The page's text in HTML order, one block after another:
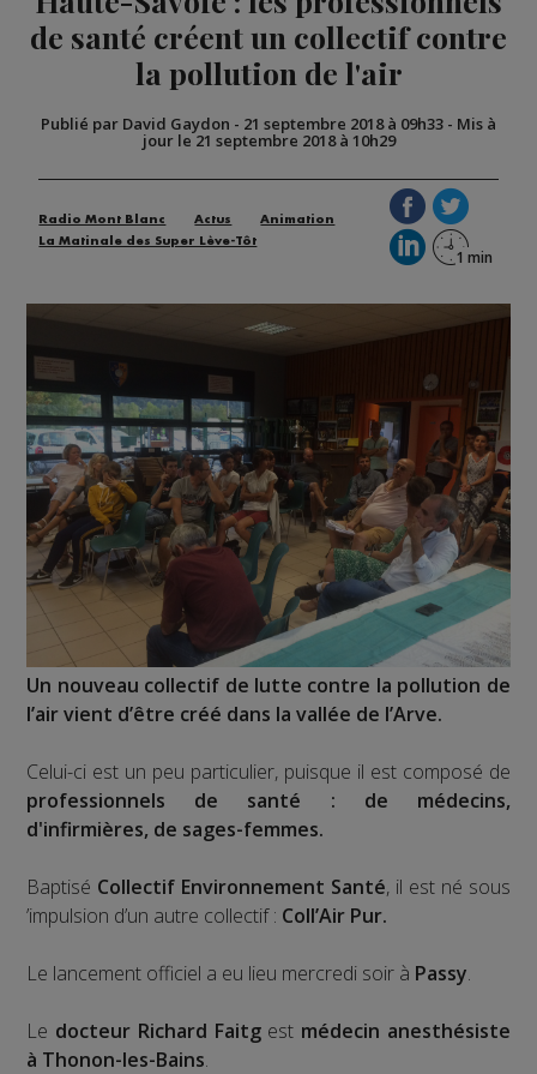
de santé créent un collectif contre
la pollution de l'air
Publié par David Gaydon - 21 septembre 2018 à 09h33 - Mis à
jour le 21 septembre 2018 à 10h29
Radio Mont Blanc Actus
Animation
La Matinale des Super Lève-Tôt
Un nouveau collectif de lutte contre la pollution de
l’air vient d’être créé dans la vallée de l’Arve.
Celui-ci est un peu particulier, puisque il est composé de
professionnels de santé : de médecins,
d'infirmières, de sages-femmes.
Baptisé Collectif Environnement Santé, il est né sous
’impulsion d’un autre collectif : Coll’Air Pur.
Le lancement officiel a eu lieu mercredi soir à Passy.
Le docteur Richard Faitgest médecin anesthésiste
à Thonon-les-Bains.